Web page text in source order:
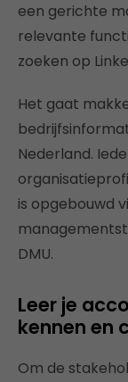
een gerichte
relevante
zoeken op
Het gaat
Nederland.
is opgebouwd
DMU.
Leer je
kennen en
Om de